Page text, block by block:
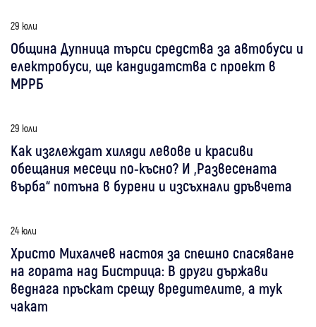
29 юли
Община Дупница търси средства за автобуси и
електробуси, ще кандидатства с проект в
МРРБ
29 юли
Как изглеждат хиляди левове и красиви
обещания месеци по-късно? И „Развесената
върба“ потъна в бурени и изсъхнали дръвчета
24 юли
Христо Михалчев настоя за спешно спасяване
на гората над Бистрица: В други държави
веднага пръскат срещу вредителите, а тук
чакат